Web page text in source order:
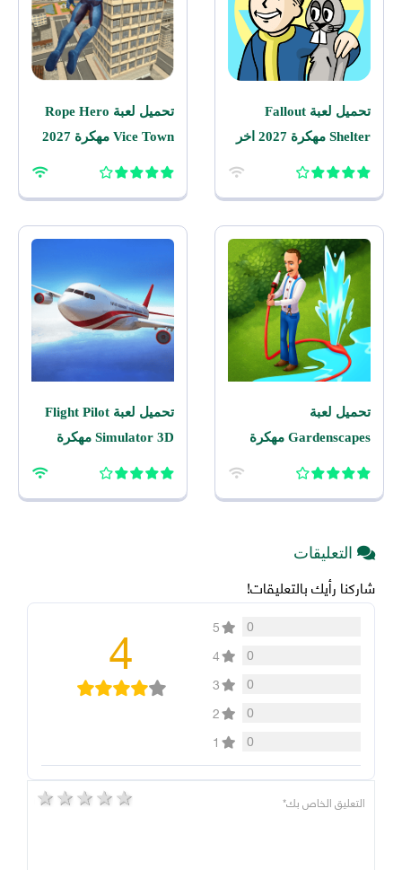
تحميل لعبة Fallout
Shelter مهكرة 2027 اخر
تحميل لعبة Rope Hero
Vice Town مهكرة 2027
تحميل لعبة
Gardenscapes مهكرة
تحميل لعبة Flight Pilot
Simulator 3D مهكرة
التعليقات
شاركنا رأيك بالتعليقات!
0
5
0
4
0
3
0
2
0
1
4
5 stars 4 stars 3 stars 2 stars 1 star